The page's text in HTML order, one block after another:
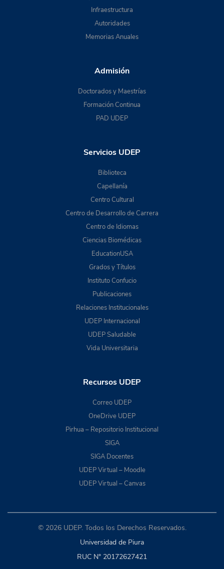
Infraestructura
Autoridades
Memorias Anuales
Admisión
Doctorados y Maestrías
Formación Continua
PAD UDEP
Servicios UDEP
Biblioteca
Capellanía
Centro Cultural
Centro de Desarrollo de Carrera
Centro de Idiomas
Ciencias Biomédicas
EducationUSA
Grados y Títulos
Instituto Confucio
Publicaciones
Relaciones Institucionales
UDEP Internacional
UDEP Saludable
Vida Universitaria
Recursos UDEP
Correo UDEP
OneDrive UDEP
Pirhua – Repositorio Institucional
SIGA
SIGA Docentes
UDEP Virtual – Moodle
UDEP Virtual – Canvas
© 2026 UDEP. Todos los Derechos Reservados.
Universidad de Piura
RUC N° 20172627421